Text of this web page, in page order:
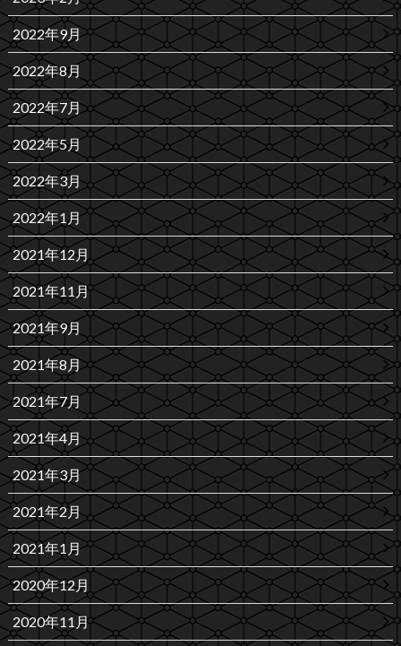
2022年9月
2022年8月
2022年7月
2022年5月
2022年3月
2022年1月
2021年12月
2021年11月
2021年9月
2021年8月
2021年7月
2021年4月
2021年3月
2021年2月
2021年1月
2020年12月
2020年11月